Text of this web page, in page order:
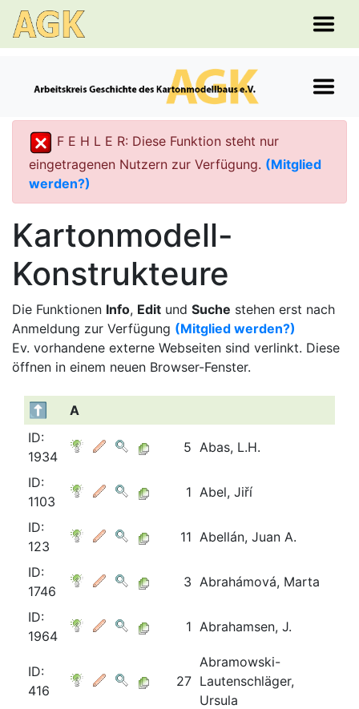
F E H L E R: Diese Funktion steht nur
eingetragenen Nutzern zur Verfügung. (Mitglied
werden?)
Kartonmodell-
Konstrukteure
Die Funktionen Info, Edit und Suche stehen erst nach
Anmeldung zur Verfügung (Mitglied werden?)
Ev. vorhandene externe Webseiten sind verlinkt. Diese
öffnen in einem neuen Browser-Fenster.
A
ID:
1934
5 Abas, L.H.
ID:
1103
1 Abel, Jiří
ID:
123
11 Abellán, Juan A.
ID:
1746
3 Abrahámová, Marta
ID:
1964
1 Abrahamsen, J.
ID:
416
27
Abramowski-
Lautenschläger,
Ursula